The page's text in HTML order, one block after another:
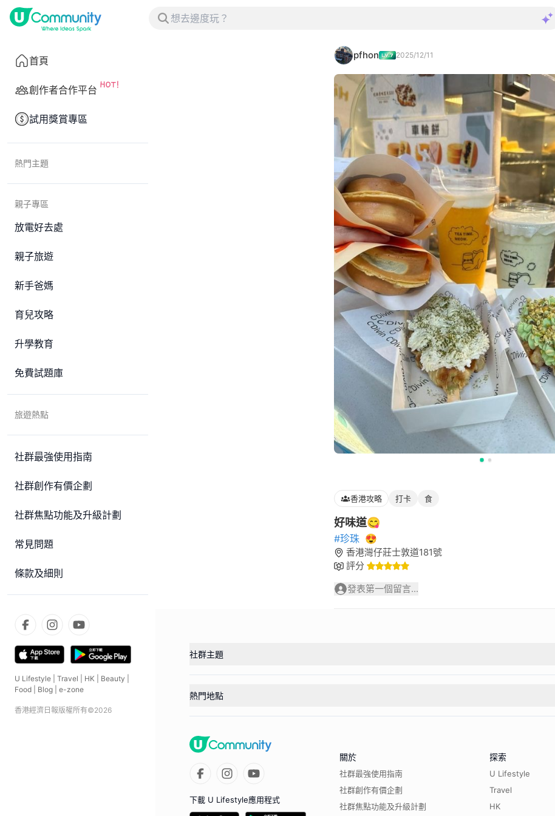
首頁
創作者合作平台
試用獎賞專區
熱門主題
親子專區
放電好去處
親子旅遊
新手爸媽
育兒攻略
升學教育
免費試題庫
旅遊熱點
社群最強使用指南
社群創作有價企劃
社群焦點功能及升級計劃
常見問題
條款及細則
U Lifestyle Travel HK Beauty
Food
Blog e-zone
香港經濟日報版權所有©2026
pfhon 2025/12/11
香港攻略 打卡 食
好味道😋
#珍珠 😍
香港灣仔莊士敦道181號
評分
發表第一個留言...
社群主題
熱門地點
下載 U Lifestyle應用程式
關於
社群最強使用指南
社群創作有價企劃
社群焦點功能及升級計劃
探索
U Lifestyle
Travel
HK